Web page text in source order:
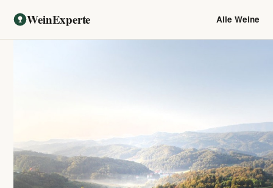
WeinExperte Alle Weine